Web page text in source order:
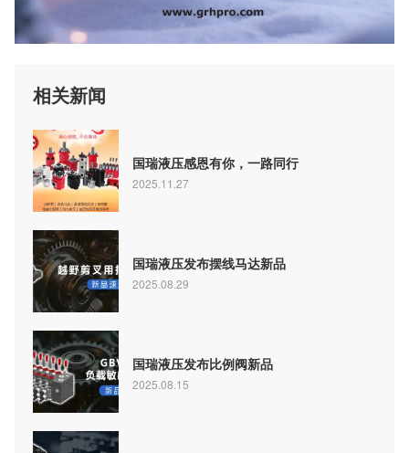
相关新闻
国瑞液压感恩有你，一路同行
2025.11.27
国瑞液压发布摆线马达新品
2025.08.29
国瑞液压发布比例阀新品
2025.08.15